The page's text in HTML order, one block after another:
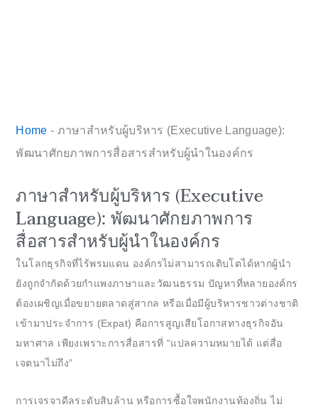
Home - ภาษาสำหรับผู้บริหาร (Executive Language):
พัฒนาศักยภาพการสื่อสารสำหรับผู้นำในองค์กร
ภาษาสำหรับผู้บริหาร (Executive
Language): พัฒนาศักยภาพการ
สื่อสารสำหรับผู้นำในองค์กร
ในโลกธุรกิจที่ไร้พรมแดน องค์กรไม่สามารถเติบโตได้หากผู้นำ
ยังถูกจำกัดด้วยกำแพงภาษาและวัฒนธรรม ปัญหาที่หลายองค์กร
ต้องเผชิญเมื่อขยายตลาดสู่สากล หรือเมื่อมีผู้บริหารชาวต่างชาติ
เข้ามาประจำการ (Expat) คือการสูญเสียโอกาสทางธุรกิจอัน
มหาศาล เพียงเพราะการสื่อสารที่ “แปลความหมายได้ แต่สื่อ
เจตนาไม่ถึง”
การเจรจาดีลระดับสิบล้าน หรือการซื้อใจพนักงานท้องถิ่น ไม่